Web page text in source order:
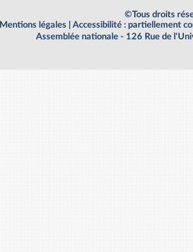
©Tous droits
Mentions légales
Accessibilité : partiellement
Assemblée nationale - 126 Rue de